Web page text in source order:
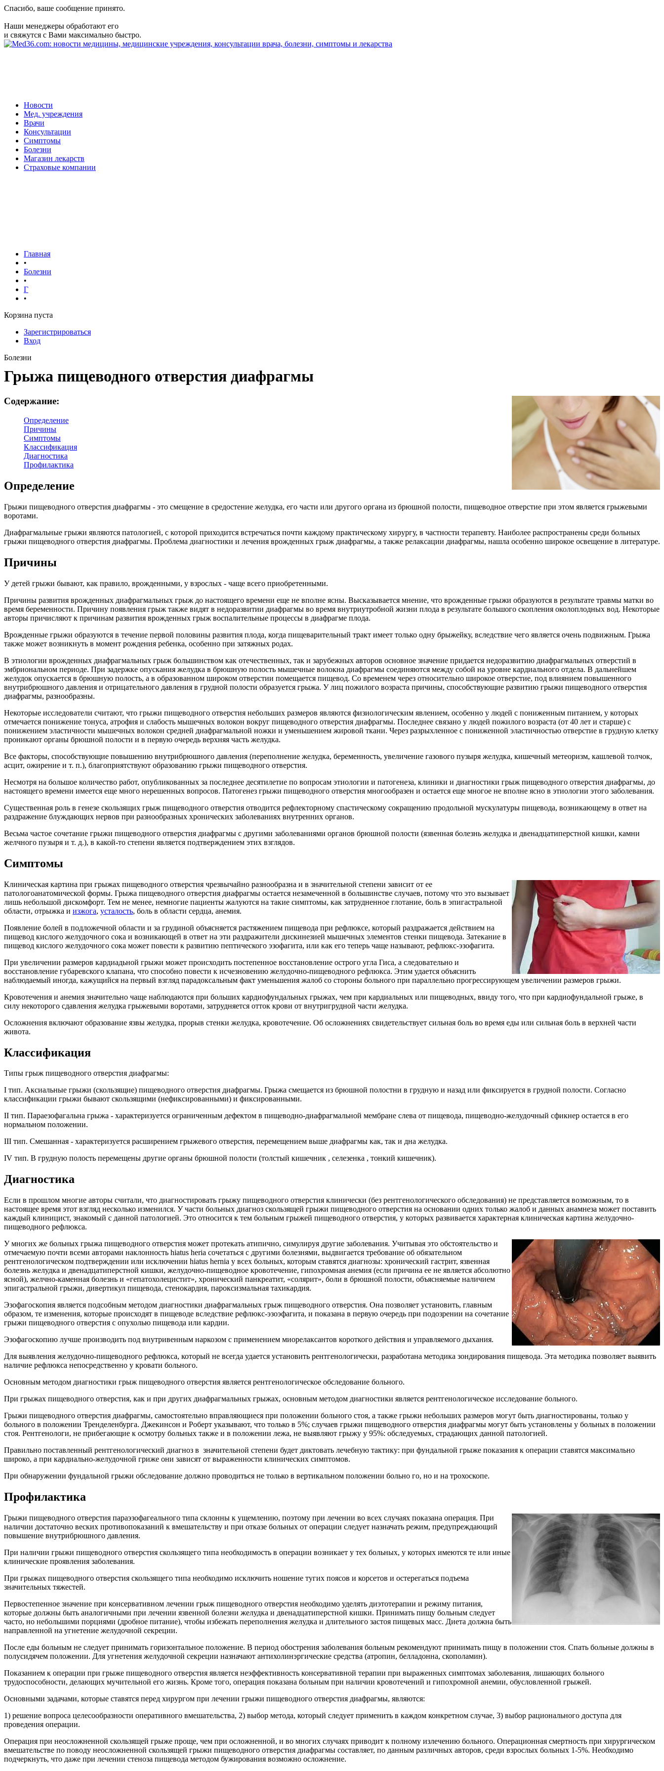
Спасибо, ваше сообщение принято.
Наши менеджеры обработают его
и свяжутся с Вами максимально быстро.
Новости
Мед. учреждения
Врачи
Консультации
Симптомы
Болезни
Магазин лекарств
Страховые компании
Главная
•
Болезни
•
Г
•
Корзина пуста
Зарегистрироваться
Вход
Болезни
Грыжа пищеводного отверстия диафрагмы
Содержание:
Определение
Причины
Симптомы
Классификация
Диагностика
Профилактика
Определение
Грыжи пищеводного отверстия диафрагмы - это смещение в средостение желудка, его части или другого органа из брюшной полости, пищеводное отверстие при этом является грыжевыми
воротами.
Диафрагмальные грыжи являются патологией, с которой приходится встречаться почти каждому практическому хирургу, в частности терапевту. Наиболее распространены среди больных
грыжи пищеводного отверстия диафрагмы. Проблема диагностики и лечения врожденных грыж диафрагмы, а также релаксации диафрагмы, нашла особенно широкое освещение в литературе.
Причины
У детей грыжи бывают, как правило, врожденными, у взрослых - чаще всего приобретенными.
Причины развития врожденных диафрагмальных грыж до настоящего времени еще не вполне ясны. Высказывается мнение, что врожденные грыжи образуются в результате травмы матки во
время беременности. Причину появления грыж также видят в недоразвитии диафрагмы во время внутриутробной жизни плода в результате большого скопления околоплодных вод. Некоторые
авторы причисляют к причинам развития врожденных грыж воспалительные процессы в диафрагме плода.
Врожденные грыжи образуются в течение первой половины развития плода, когда пищеварительный тракт имеет только одну брыжейку, вследствие чего является очень подвижным. Грыжа
также может возникнуть в момент рождения ребенка, особенно при затяжных родах.
В этиологии врожденных диафрагмальных грыж большинством как отечественных, так и зарубежных авторов основное значение придается недоразвитию диафрагмальных отверстий в
эмбриональном периоде. При задержке опускания желудка в брюшную полость мышечные волокна диафрагмы соединяются между собой на уровне кардиального отдела. В дальнейшем
желудок опускается в брюшную полость, а в образованном широком отверстии помещается пищевод. Со временем через относительно широкое отверстие, под влиянием повышенного
внутрибрюшного давления и отрицательного давления в грудной полости образуется грыжа. У лиц пожилого возраста причины, способствующие развитию грыжи пищеводного отверстия
диафрагмы, разнообразны.
Некоторые исследователи считают, что грыжи пищеводного отверстия небольших размеров являются физиологическим явлением, особенно у людей с пониженным питанием, у которых
отмечается понижение тонуса, атрофия и слабость мышечных волокон вокруг пищеводного отверстия диафрагмы. Последнее связано у людей пожилого возраста (от 40 лет и старше) с
понижением эластичности мышечных волокон средней диафрагмальной ножки и уменьшением жировой ткани. Через разрыхленное с пониженной эластичностью отверстие в грудную клетку
проникают органы брюшной полости и в первую очередь верхняя часть желудка.
Все факторы, способствующие повышению внутрибрюшного давления (переполнение желудка, беременность, увеличение газового пузыря желудка, кишечный метеоризм, кашлевой толчок,
асцит, ожирение и т. п.), благоприятствуют образованию грыжи пищеводного отверстия.
Несмотря на большое количество работ, опубликованных за последнее десятилетие по вопросам этиологии и патогенеза, клиники и диагностики грыж пищеводного отверстия диафрагмы, до
настоящего времени имеется еще много нерешенных вопросов. Патогенез грыжи пищеводного отверстия многообразен и остается еще многое не вполне ясно в этиологии этого заболевания.
Существенная роль в генезе скользящих грыж пищеводного отверстия отводится рефлекторному спастическому сокращению продольной мускулатуры пищевода, возникающему в ответ на
раздражение блуждающих нервов при разнообразных хронических заболеваниях внутренних органов.
Весьма частое сочетание грыжи пищеводного отверстия диафрагмы с другими заболеваниями органов брюшной полости (язвенная болезнь желудка и двенадцатиперстной кишки, камни
желчного пузыря и т. д.), в какой-то степени является подтверждением этих взглядов.
Симптомы
Клиническая картина при грыжах пищеводного отверстия чрезвычайно разнообразна и в значительной степени зависит от ее
патологоанатомической формы. Грыжа пищеводного отверстия диафрагмы остается незамеченной в большинстве случаев, потому что это вызывает
лишь небольшой дискомфорт. Тем не менее, немногие пациенты жалуются на такие симптомы, как затрудненное глотание, боль в эпигастральной
области, отрыжка и изжога, усталость, боль в области сердца, анемия.
Появление болей в подложечной области и за грудиной объясняется растяжением пищевода при рефлюксе, который раздражается действием на
пищевод кислого желудочного сока и возникающей в ответ на эти раздражители дискинезией мышечных элементов стенки пищевода. Затекание в
пищевод кислого желудочного сока может повести к развитию пептического эзофагита, или как его теперь чаще называют, рефлюкс-эзофагита.
При увеличении размеров кардиадьной грыжи может происходить постепенное восстановление острого угла Гиса, а следовательно и
восстановление губаревского клапана, что способно повести к исчезновению желудочно-пищеводного рефлюкса. Этим удается объяснить
наблюдаемый иногда, кажущийся на первый взгляд парадоксальным факт уменьшения жалоб со стороны больного при параллельно прогрессирующем увеличении размеров грыжи.
Кровотечения и анемия значительно чаще наблюдаются при больших кардиофундальных грыжах, чем при кардиальных или пищеводных, ввиду того, что при кардиофундальной грыже, в
силу некоторого сдавления желудка грыжевыми воротами, затрудняется отток крови от внутригрудной части желудка.
Осложнения включают образование язвы желудка, прорыв стенки желудка, кровотечение. Об осложнениях свидетельствует сильная боль во время еды или сильная боль в верхней части
живота.
Классификация
Типы грыж пищеводного отверстия диафрагмы:
I тип. Аксиальные грыжи (скользящие) пищеводного отверстия диафрагмы. Грыжа смещается из брюшной полостни в грудную и назад или фиксируется в грудной полости. Согласно
классификации грыжи бывают скользящими (нефиксированными) и фиксированными.
II тип. Параезофагальна грыжа - характеризуется ограниченным дефектом в пищеводно-диафрагмальной мембране слева от пищевода, пищеводно-желудочный сфикнер остается в его
нормальном положении.
III тип. Смешанная - характеризуется расширением грыжевого отверстия, перемещением выше диафрагмы как, так и дна желудка.
IV тип. В грудную полость перемещены другие органы брюшной полости (толстый кишечник , селезенка , тонкий кишечник).
Диагностика
Если в прошлом многие авторы считали, что диагностировать грыжу пищеводного отверстия клинически (без рентгенологического обследования) не представляется возможным, то в
настоящее время этот взгляд несколько изменился. У части больных диагноз скользящей грыжи пищеводного отверстия на основании одних только жалоб и данных анамнеза может поставить
каждый клиницист, знакомый с данной патологией. Это относится к тем больным грыжей пищеводного отверстия, у которых развивается характерная клиническая картина желудочно-
пищеводного рефлюкса.
У многих же больных грыжа пищеводного отверстия может протекать атипично, симулируя другие заболевания. Учитывая это обстоятельство и
отмечаемую почти всеми авторами наклонность hiatus heria сочетаться с другими болезнями, выдвигается требование об обязательном
рентгенологическом подтверждении или исключении hiatus hernia у всех больных, которым ставятся диагнозы: хронический гастрит, язвенная
болезнь желудка и двенадцатиперстной кишки, желудочно-пищеводное кровотечение, гипохромная анемия (если причина ее не является абсолютно
ясной), желчно-каменная болезнь и «гепатохолецистит», хронический панкреатит, «солярит», боли в брюшной полости, объясняемые наличием
эпигастральной грыжи, дивертикул пищевода, стенокардия, пароксизмальная тахикардия.
Эзофагоскопия является подсобным методом диагностики диафрагмальных грыж пищеводного отверстия. Она позволяет установить, главным
образом, те изменения, которые происходят в пищеводе вследствие рефлюкс-эзоэфагита, и показана в первую очередь при подозрении на сочетание
грыжи пищеводного отверстия с опухолью пищевода или кардии.
Эзофагоскопию лучше производить под внутривенным наркозом с применением миорелаксантов короткого действия и управляемого дыхания.
Для выявления желудочно-пищеводного рефлюкса, который не всегда удается установить рентгенологически, разработана методика зондирования пищевода. Эта методика позволяет выявить
наличие рефлюкса непосредственно у кровати больного.
Основным методом диагностики грыж пищеводного отверстия является рентгенологическое обследование больного.
При грыжах пищеводного отверстия, как и при других диафрагмальных грыжах, основным методом диагностики является рентгенологическое исследование больного.
Грыжи пищеводного отверстия диафрагмы, самостоятельно вправляющиеся при положении больного стоя, а также грыжи небольших размеров могут быть диагностированы, только у
больного в положении Тренделенбурга. Джекинсон и Роберт указывают, что только в 5%; случаев грыжи пищеводного отверстия диафрагмы могут быть установлены у больных в положении
стоя. Рентгенологи, не прибегающие к осмотру больных также и в положении лежа, не выявляют грыжу у 95%: обследуемых, страдающих данной патологией.
Правильно поставленный рентгенологический диагноз в значительной степени будет диктовать лечебную тактику: при фундальной грыже показания к операции ставятся максимально
широко, а при кардиально-желудочной гриже они зависят от выраженности клинических симптомов.
При обнаружении фундальной грыжи обследование должно проводиться не только в вертикальном положении больно го, но и на трохоскопе.
Профилактика
Грыжи пищеводного отверстия параэзофагеального типа склонны к ущемлению, поэтому при лечении во всех случаях показана операция. При
наличии достаточно веских противопоказаний к вмешательству и при отказе больных от операции следует назначать режим, предупреждающий
повышение внутрибрюшного давления.
При наличии грыжи пищеводного отверстия скользящего типа необходимость в операции возникает у тех больных, у которых имеются те или иные
клинические проявления заболевания.
При грыжах пищеводного отверстия скользящего типа необходимо исключить ношение тугих поясов и корсетов и остерегаться подъема
значительных тяжестей.
Первостепенное значение при консервативном лечении грыж пищеводного отверстия необходимо уделять диэтотерапии и режиму питания,
которые должны быть аналогичными при лечении язвенной болезни желудка и двенадцатиперстной кишки. Принимать пищу больным следует
часто, но небольшими порциями (дробное питание), чтобы избежать переполнения желудка и длительного застоя пищевых масс. Диета должна быть
направленной на угнетение желудочной секреции.
После еды больным не следует принимать горизонтальное положение. В период обострения заболевания больным рекомендуют принимать пищу в положении стоя. Спать больные должны в
полусидячем положении. Для угнетения желудочной секреции назначают антихолинэргические средства (атропин, белладонна, скополамин).
Показанием к операции при грыже пищеводного отверстия является неэффективность консервативной терапии при выраженных симптомах заболевания, лишающих больного
трудоспособности, делающих мучительной его жизнь. Кроме того, операция показана больным при наличии кровотечений и гипохромной анемии, обусловленной грыжей.
Основными задачами, которые ставятся перед хирургом при лечении грыжи пищеводного отверстия диафрагмы, являются:
1) решение вопроса целесообразности оперативного вмешательства, 2) выбор метода, который следует применить в каждом конкретном случае, 3) выбор рационального доступа для
проведения операции.
Операция при неосложненной скользящей грыже проще, чем при осложненной, и во многих случаях приводит к полному излечению больного. Операционная смертность при хирургическом
вмешательстве по поводу неосложненной скользящей грыжи пищеводного отверстия диафрагмы составляет, по данным различных авторов, среди взрослых больных 1-5%. Необходимо
подчеркнуть, что даже при лечении стеноза пищевода методом бужирования возможно осложнение.